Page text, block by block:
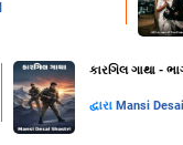
કારગિલ ગાથા -
દ્વારા Mansi